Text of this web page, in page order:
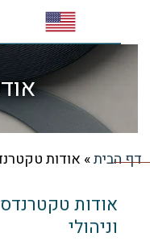
»אודות טקטרנדס
אודות טקטרנדס –
וניהולי